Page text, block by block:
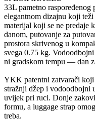
33L pametno
elegantnom dizajnu koji
materijal koji se ne predaje
danom, putovanje za
prostora skrivenog u
svega 0.75 kg.
ni gradskom tempu — dan
YKK patentni zatvarači
stražnji džep i vodoodbojni
uvijek pri ruci. Donje
formu, a luggage strap
treba.